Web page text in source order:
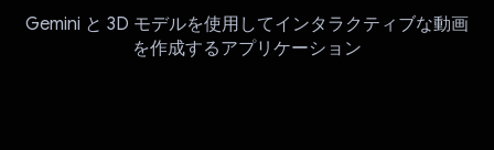
Gemini と 3D モデルを使用してインタラクティブな動画
を作成するアプリケーション